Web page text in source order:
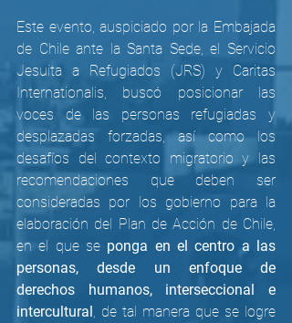
Este evento, auspiciado por la Embajada
de Chile ante la Santa Sede, el Servicio
Jesuita a Refugiados (JRS) y Caritas
Internationalis, buscó posicionar las
voces de las personas refugiadas y
desplazadas forzadas, así como los
desafíos del contexto migratorio y las
recomendaciones que deben ser
consideradas por los gobierno para la
elaboración del Plan de Acción de Chile,
en el que se ponga en el centro a las
personas, desde un enfoque de
derechos humanos, interseccional e
intercultural , de tal manera que se logre